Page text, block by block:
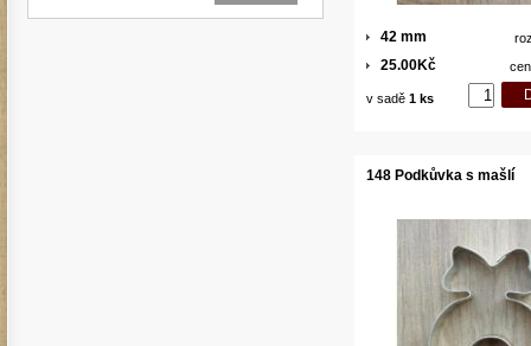
42 mm
25.00Kč
v sadě 1 ks
148 Podkůvka s mašlí